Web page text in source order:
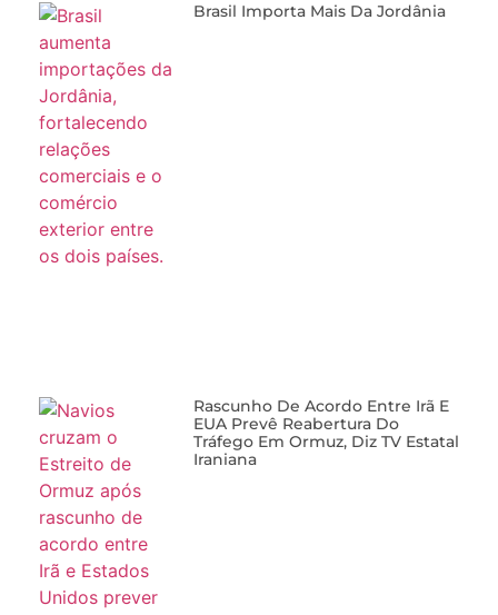
Brasil Importa Mais Da Jordânia
Rascunho De Acordo Entre Irã E
EUA Prevê Reabertura Do
Tráfego Em Ormuz, Diz TV Estatal
Iraniana